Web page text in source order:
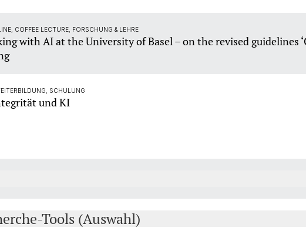
COFFEE LECTURE, FORSCHUNG & LEHRE
with AI at the University of Basel – on the revised guidelines
SCHULUNG
und KI
Tools (Auswahl)